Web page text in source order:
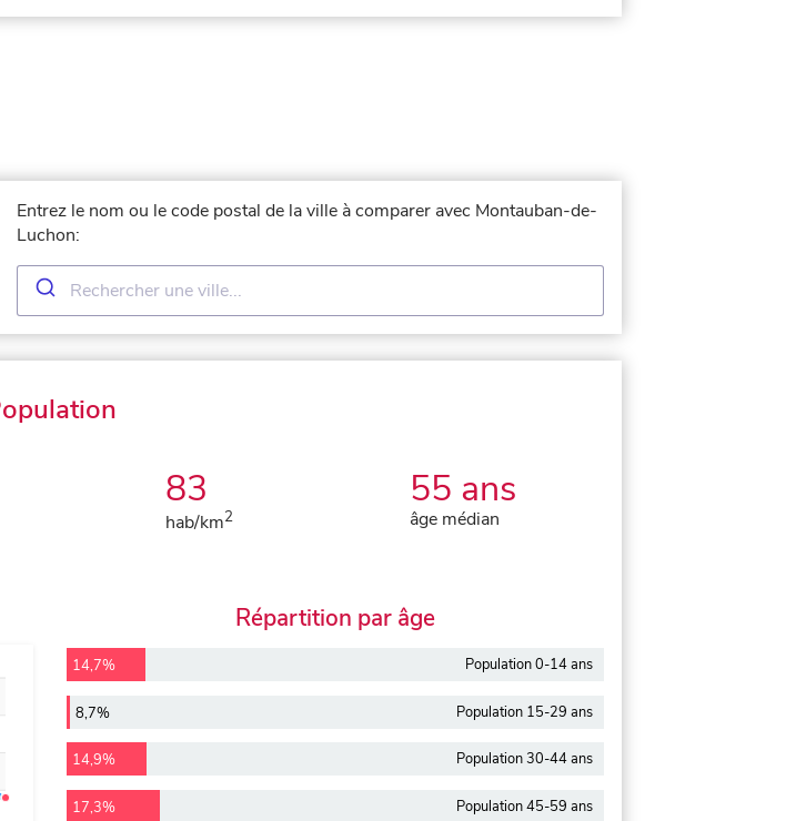
Entrez le nom ou le code postal de la ville à comparer avec Montauban-de-
Luchon:
83
hab/km2
55 ans
âge médian
Répartition par âge
14,7% Population 0-14 ans
8,7% Population 15-29 ans
14,9% Population 30-44 ans
17,3% Population 45-59 ans